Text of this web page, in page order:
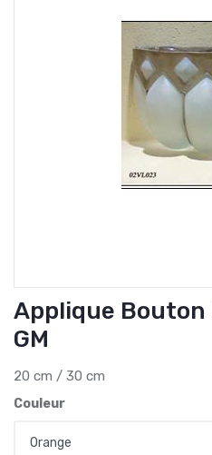
Applique Bouton
GM
20 cm / 30 cm
Couleur